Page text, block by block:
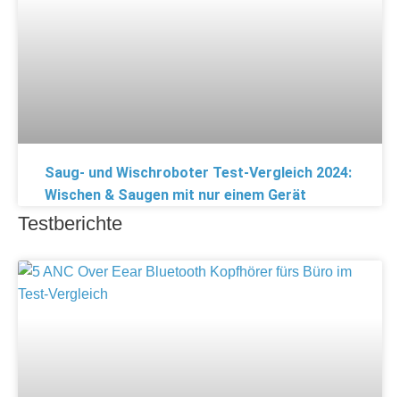
Saug- und Wischroboter Test-Vergleich 2024:
Wischen & Saugen mit nur einem Gerät
Testberichte